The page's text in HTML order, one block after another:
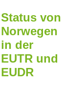
Status von
Norwegen
in der
EUTR und
EUDR